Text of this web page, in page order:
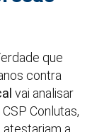
que
contra
vai analisar
Conlutas,
atestariam a